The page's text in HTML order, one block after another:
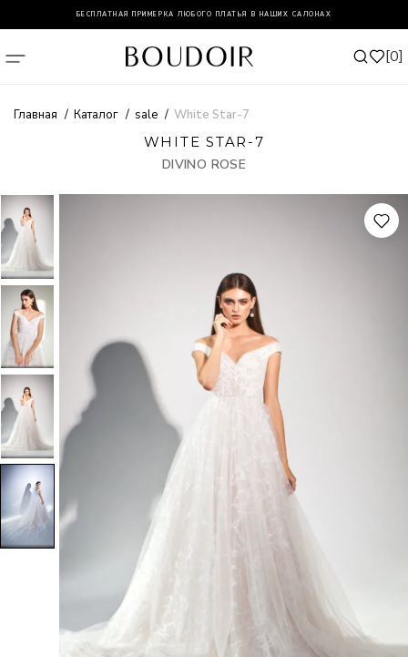
БЕСПЛАТНАЯ ПРИМЕРКА ЛЮБОГО ПЛАТЬЯ В НАШИХ САЛОНАХ
0
Главная Каталог sale White Star-7
WHITE STAR-7
DIVINO ROSE